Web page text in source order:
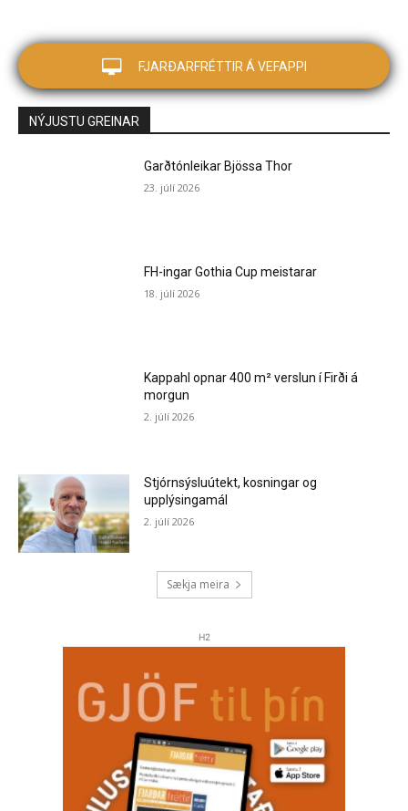
FJARÐARFRÉTTIR Á VEFAPPI
NÝJUSTU GREINAR
Garðtónleikar Bjössa Thor
23. júlí 2026
FH-ingar Gothia Cup meistarar
18. júlí 2026
Kappahl opnar 400 m² verslun í Firði á
morgun
2. júlí 2026
Stjórnsýsluútekt, kosningar og
upplýsingamál
2. júlí 2026
Sækja meira
H2